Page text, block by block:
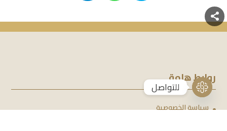
روابط هامة
سياسة الخصوصية
للتواصل
chaty